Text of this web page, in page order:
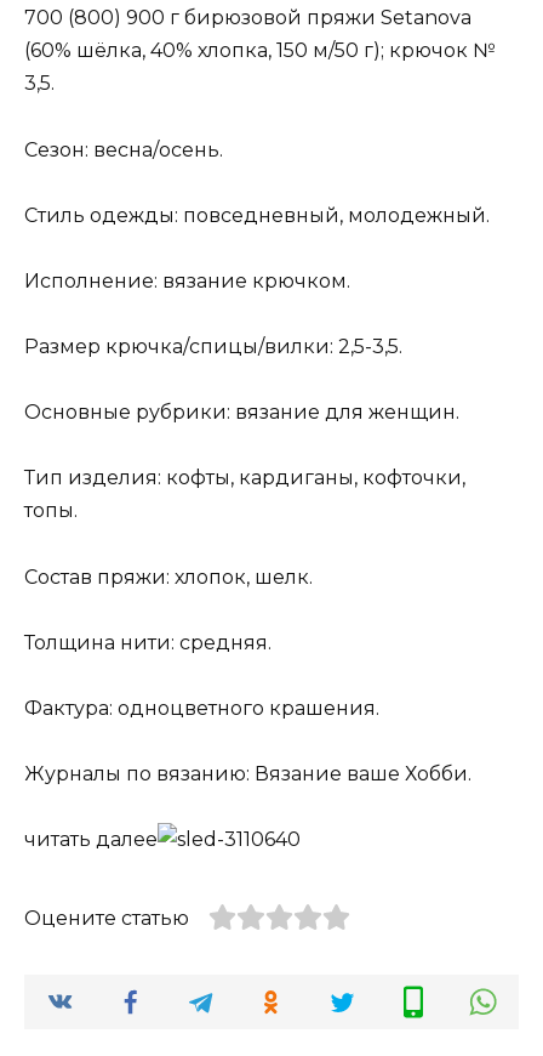
700 (800) 900 г бирюзовой пряжи Setanova
(60% шёлка, 40% хлопка, 150 м/50 г); крючок №
3,5.
Сезон: весна/осень.
Стиль одежды: повседневный, молодежный.
Исполнение: вязание крючком.
Размер крючка/спицы/вилки: 2,5-3,5.
Основные рубрики: вязание для женщин.
Тип изделия: кофты, кардиганы, кофточки,
топы.
Состав пряжи: хлопок, шелк.
Толщина нити: средняя.
Фактура: одноцветного крашения.
Журналы по вязанию: Вязание ваше Хобби.
читать далее
Оцените статью